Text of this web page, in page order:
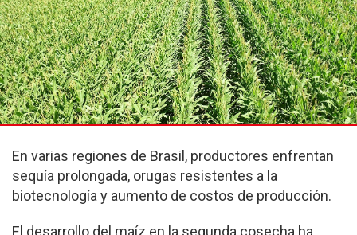
En varias regiones de Brasil, productores enfrentan
sequía prolongada, orugas resistentes a la
biotecnología y aumento de costos de producción.
El desarrollo del maíz en la segunda cosecha ha